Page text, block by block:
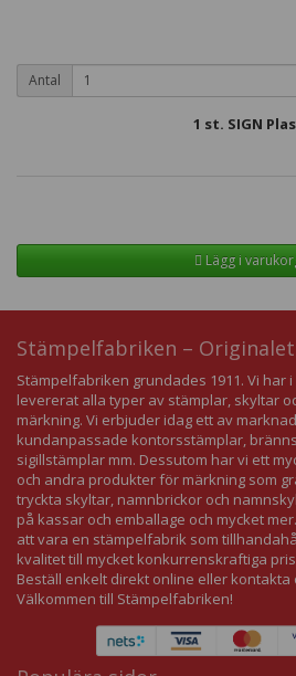
Antal
1 st. SIGN
Lägg i
Stämpelfabriken – Originalet
Stämpelfabriken grundades 1911. Vi har
levererat alla typer av stämplar, skyltar
märkning. Vi erbjuder idag ett av
kundanpassade kontorsstämplar,
sigillstämplar mm. Dessutom har vi ett
och andra produkter för märkning som
tryckta skyltar, namnbrickor och
på kassar och emballage och mycket
att vara en stämpelfabrik som
kvalitet till mycket konkurrenskraftiga
Beställ enkelt direkt online eller
Välkommen till Stämpelfabriken!